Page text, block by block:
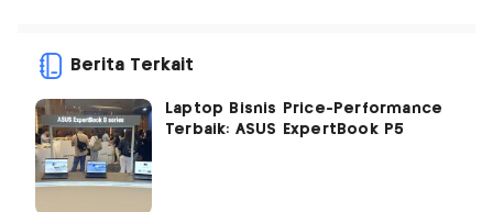
Berita Terkait
Laptop Bisnis Price-Performance
Terbaik: ASUS ExpertBook P5